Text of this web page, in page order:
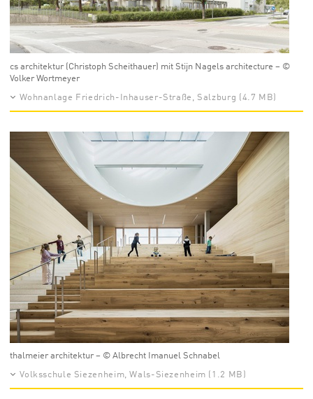
cs architektur (Christoph Scheithauer) mit Stijn Nagels architecture – ©
Volker Wortmeyer
Wohnanlage Friedrich-Inhauser-Straße, Salzburg (4.7 MB)
thalmeier architektur – © Albrecht Imanuel Schnabel
Volksschule Siezenheim, Wals-Siezenheim (1.2 MB)